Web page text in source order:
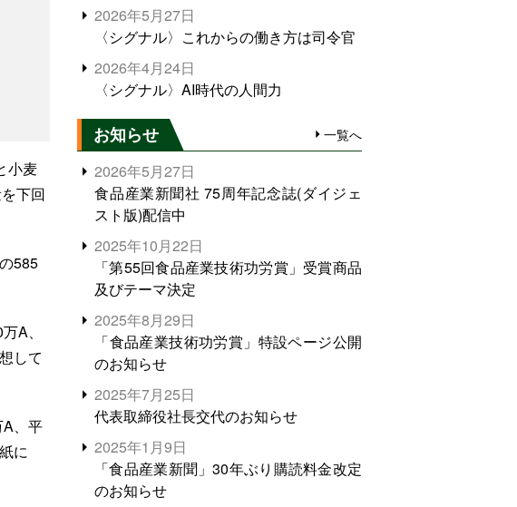
小麦
下回
585
A、
して
、平
に
2026年5月27日
〈シグナル〉これからの働き方は司令官
2026年4月24日
〈シグナル〉AI時代の人間力
お知らせ 一覧へ
2026年5月27日
食品産業新聞社 75周年記念誌(ダイジェ
スト版)配信中
2025年10月22日
「第55回食品産業技術功労賞」受賞商品
及びテーマ決定
2025年8月29日
「食品産業技術功労賞」特設ページ公開
のお知らせ
2025年7月25日
代表取締役社長交代のお知らせ
2025年1月9日
「食品産業新聞」30年ぶり購読料金改定
のお知らせ